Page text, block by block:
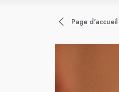
Page d'accueil